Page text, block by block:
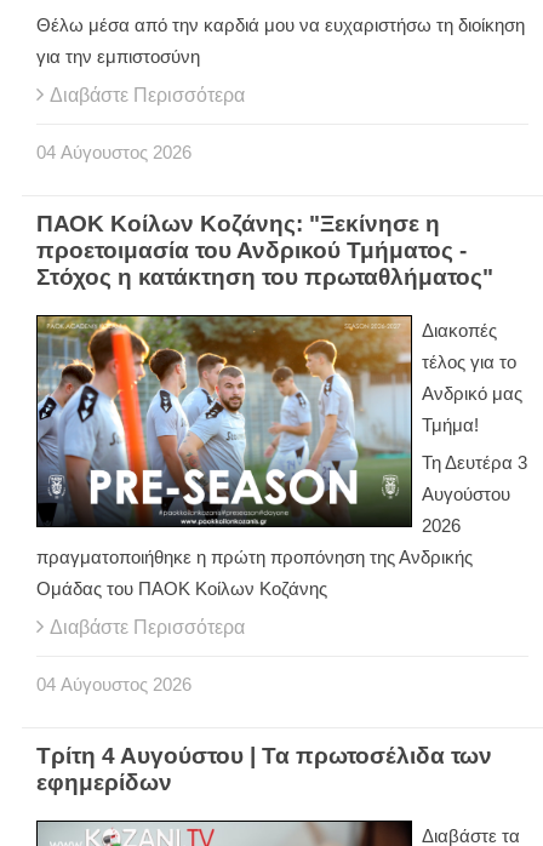
Θέλω μέσα από την καρδιά μου να ευχαριστήσω τη διοίκηση
για την εμπιστοσύνη
Διαβάστε Περισσότερα
04 Αύγουστος 2026
ΠΑΟΚ Κοίλων Κοζάνης: "Ξεκίνησε η
προετοιμασία του Ανδρικού Τμήματος -
Στόχος η κατάκτηση του πρωταθλήματος"
Διακοπές
τέλος για το
Ανδρικό μας
Τμήμα!
Τη Δευτέρα 3
Αυγούστου
2026
πραγματοποιήθηκε η πρώτη προπόνηση της Ανδρικής
Ομάδας του ΠΑΟΚ Κοίλων Κοζάνης
Διαβάστε Περισσότερα
04 Αύγουστος 2026
Τρίτη 4 Αυγούστου | Τα πρωτοσέλιδα των
εφημερίδων
Διαβάστε τα